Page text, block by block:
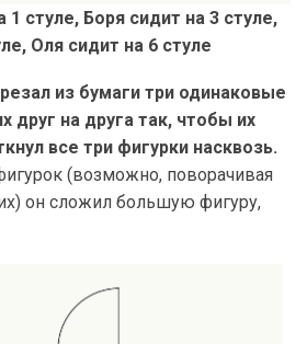
1 стуле, Боря сидит на 3 стуле,
Оля сидит на 6 стуле
из бумаги три одинаковые
друг на друга так, чтобы их
все три фигурки насквозь.
(возможно, поворачивая
он сложил большую фигуру,